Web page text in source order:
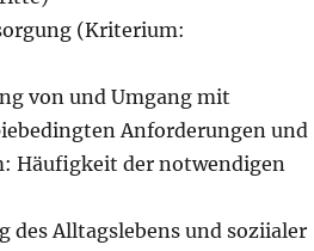
(Kriterium:
von und Umgang mit
Anforderungen und
Häufigkeit der notwendigen
Alltagslebens und soziialer